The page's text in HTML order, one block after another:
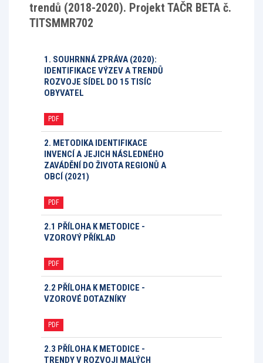
trendů (2018-2020). Projekt TAČR BETA č.
TITSMMR702
1. SOUHRNNÁ ZPRÁVA (2020):
IDENTIFIKACE VÝZEV A TRENDŮ
ROZVOJE SÍDEL DO 15 TISÍC
OBYVATEL
PDF
2. METODIKA IDENTIFIKACE
INVENCÍ A JEJICH NÁSLEDNÉHO
ZAVÁDĚNÍ DO ŽIVOTA REGIONŮ A
OBCÍ (2021)
PDF
2.1 PŘÍLOHA K METODICE -
VZOROVÝ PŘÍKLAD
PDF
2.2 PŘÍLOHA K METODICE -
VZOROVÉ DOTAZNÍKY
PDF
2.3 PŘÍLOHA K METODICE -
TRENDY V ROZVOJI MALÝCH